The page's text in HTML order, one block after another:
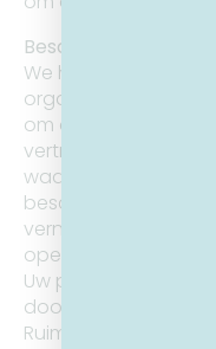
Bescherming van
We hebben
organisatorische
om de
vertrouwelijkheid
waarborgen en uw
beschermen tegen
vernietiging, verlies,
openbaarmaking of
Uw
doorgegeven buiten
Ruimte) zonder